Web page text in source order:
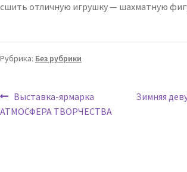
сшить отличную игрушку — шахматную
Рубрика: Без рубрики
Выставка-ярмарка
АТМОСФЕРА ТВОРЧЕСТВА
Зимняя